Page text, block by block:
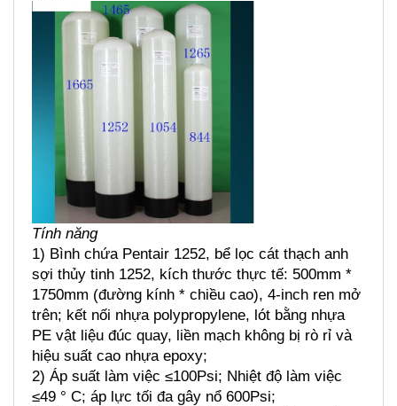
Tính năng
1) Bình chứa Pentair 1252, bể lọc cát thạch anh
sợi thủy tinh 1252, kích thước thực tế: 500mm *
1750mm (đường kính * chiều cao), 4-inch ren mở
trên; kết nối nhựa polypropylene, lót bằng nhựa
PE vật liệu đúc quay, liền mạch không bị rò rỉ và
hiệu suất cao nhựa epoxy;
2) Áp suất làm việc ≤100Psi; Nhiệt độ làm việc
≤49 ° C; áp lực tối đa gây nổ 600Psi;